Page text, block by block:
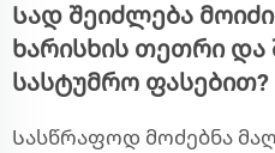
Სად შეიძლება
ხარისხის თეთრი და
სასტუმრო ფასებით?
Სასწრაფოდ მოძებნა